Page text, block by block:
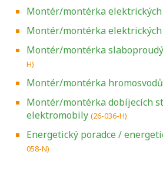
Montér/montérka
Montér/montérka
Montér/montérka
H)
Montér/montérka hromosvodů
Montér/montérka dobíjecích
elektromobily (26-036-H)
Energetický poradce /
058-N)Projděte si seznam